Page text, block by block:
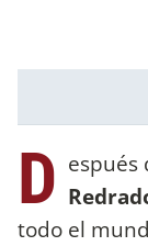
D espués
todo el